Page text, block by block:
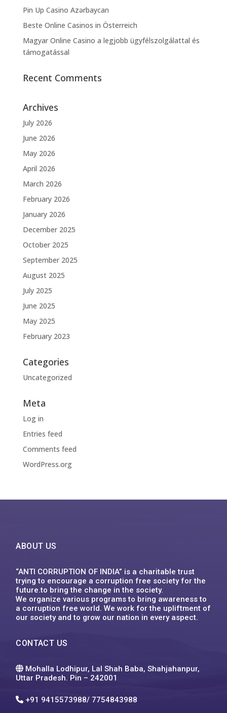
Pin Up Casino Azərbaycan
Beste Online Casinos in Österreich
Magyar Online Casino a legjobb ügyfélszolgálattal és
támogatással
Recent Comments
Archives
July 2026
June 2026
May 2026
April 2026
March 2026
February 2026
January 2026
December 2025
October 2025
September 2025
August 2025
July 2025
June 2025
May 2025
February 2023
Categories
Uncategorized
Meta
Log in
Entries feed
Comments feed
WordPress.org
ABOUT US
“ANTI CORRUPTION OF INDIA” is a charitable trust
trying to encourage a corruption free society for the
future.to bring the change in the society.
We organize various programs to bring awareness to
a corruption free world. We work for the upliftment of
our society and to grow our nation in every aspect.
CONTACT US
Mohalla Lodhipur, Lal Shah Baba, Shahjahanpur,
Uttar Pradesh. Pin – 242001
+91 9415573988/ 7754843988